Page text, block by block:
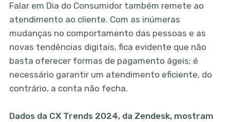
Falar em Dia do Consumidor também remete ao
atendimento ao cliente. Com as inúmeras
mudanças no comportamento das pessoas e as
novas tendências digitais, fica evidente que não
basta oferecer formas de pagamento ágeis; é
necessário garantir um atendimento eficiente, do
contrário, a conta não fecha.
Dados da CX Trends 2024, da Zendesk, mostram